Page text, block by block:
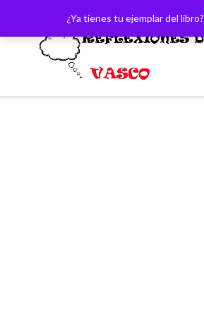
¿Ya tienes tu ejemplar del libro?
contenido